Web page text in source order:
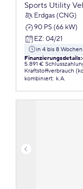
Sports Utility
Erdgas (CNG)
90 PS (66 kW)
EZ: 04/21
in 4 bis 8 Wochen
Finanzierungsdetails:
5.891 €
Kraftstoffverbrauch
kombiniert: k.A.